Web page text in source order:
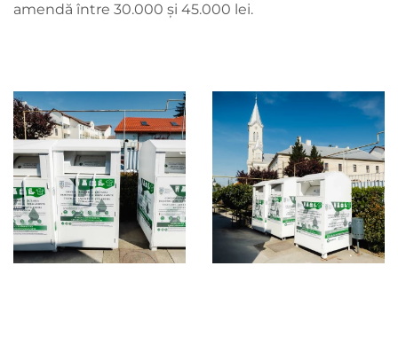
amendă între 30.000 și 45.000 lei.